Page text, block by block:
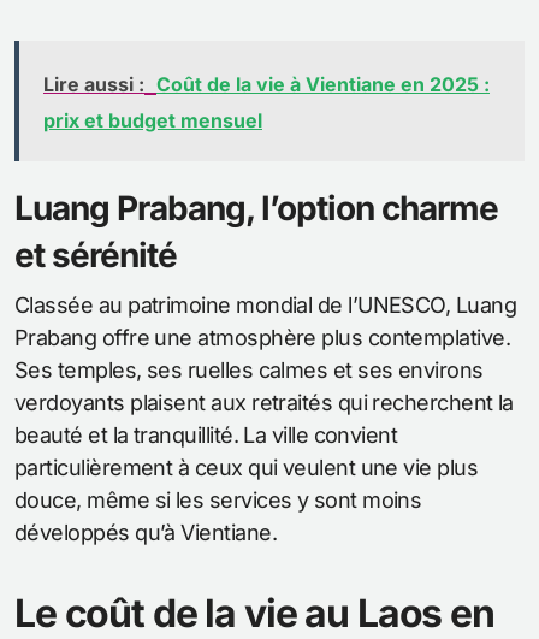
Lire aussi : Coût de la vie à Vientiane en 2025 :
prix et budget mensuel
Luang Prabang, l’option charme
et sérénité
Classée au patrimoine mondial de l’UNESCO, Luang
Prabang offre une atmosphère plus contemplative.
Ses temples, ses ruelles calmes et ses environs
verdoyants plaisent aux retraités qui recherchent la
beauté et la tranquillité. La ville convient
particulièrement à ceux qui veulent une vie plus
douce, même si les services y sont moins
développés qu’à Vientiane.
Le coût de la vie au Laos en